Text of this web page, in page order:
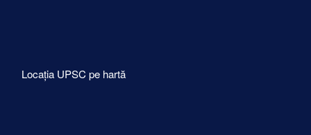
Locația UPSC pe hartă